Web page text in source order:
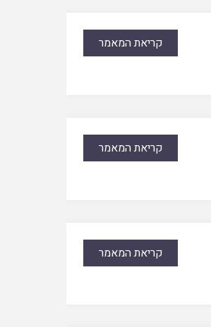
קריאת המאמר
קריאת המאמר
קריאת המאמר